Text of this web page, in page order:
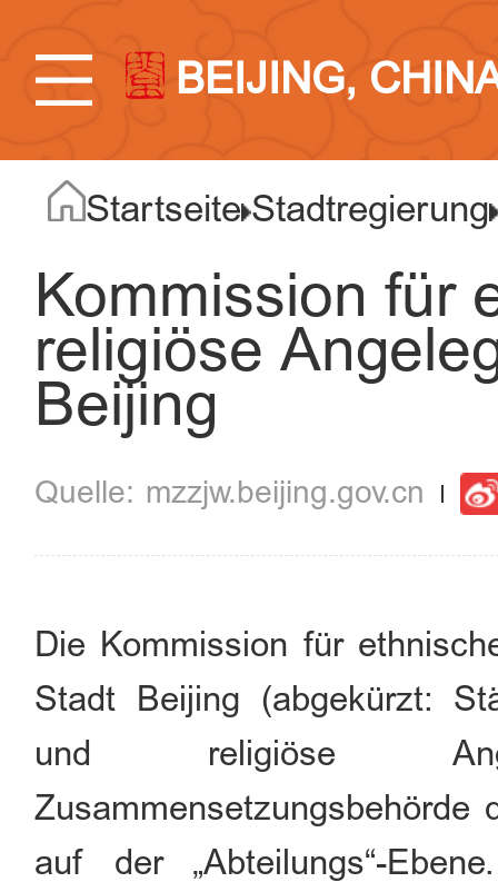
BEIJING,
Startseite Stadtregierung
Kommission für
religiöse
Beijing
mzzjw.beijing.gov.cn
Die Kommission für
Stadt Beijing (abgekürzt:
und religiöse
auf der „Abteilungs“-Ebene.